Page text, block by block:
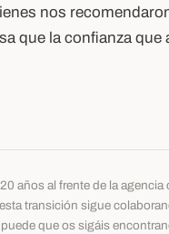
nos
que la confianza que
años al frente de la
transición sigue
que os sigáis